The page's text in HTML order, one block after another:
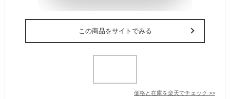
この商品をサイトでみる
価格と在庫を楽天でチェック >>